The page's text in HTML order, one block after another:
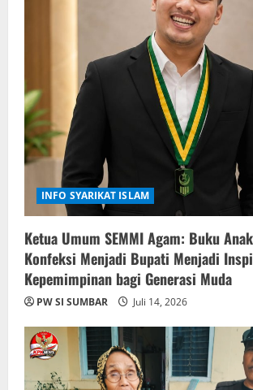
INFO SYARIKAT ISLAM
Ketua Umum SEMMI Agam: Buku
Konfeksi Menjadi Bupati Menjadi
Kepemimpinan bagi Generasi Muda
PW SI SUMBAR Juli 14, 2026